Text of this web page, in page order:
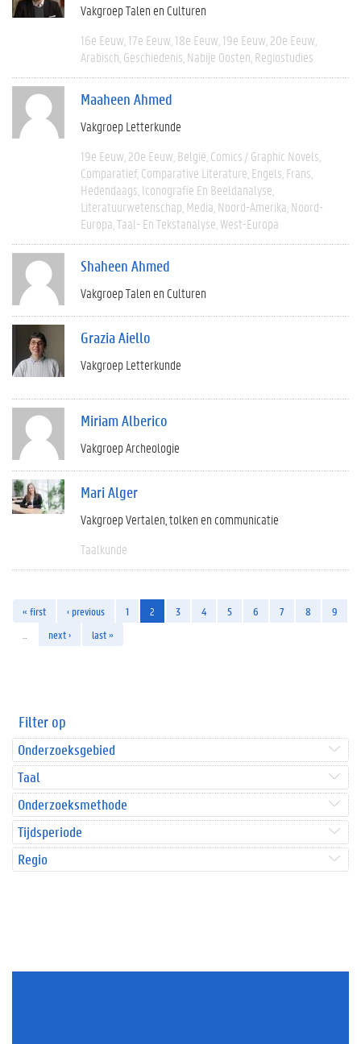
Vakgroep Talen en Culturen
16e Eeuw 17e Eeuw 18e Eeuw 19e Eeuw 20e Eeuw
Arabisch Geschiedenis Nabije Oosten Regiostudies
Maaheen Ahmed
Vakgroep Letterkunde
19e Eeuw 20e Eeuw België Comics / Graphic Novels
Comparatief Comparative Literature Engels Frans
Hedendaags Iconografie En Beeldanalyse
Literatuurwetenschap Media Noord-Amerika Noord-
Europa Taal- En Tekstanalyse West-Europa
Shaheen Ahmed
Vakgroep Talen en Culturen
Grazia Aiello
Vakgroep Letterkunde
Miriam Alberico
Vakgroep Archeologie
Mari Alger
Vakgroep Vertalen, tolken en communicatie
Taalkunde
« first ‹ previous 1 2 3 4 5 6 7 8
9
next › last »
Filter op
Onderzoeksgebied
Taal
Onderzoeksmethode
Tijdsperiode
Regio